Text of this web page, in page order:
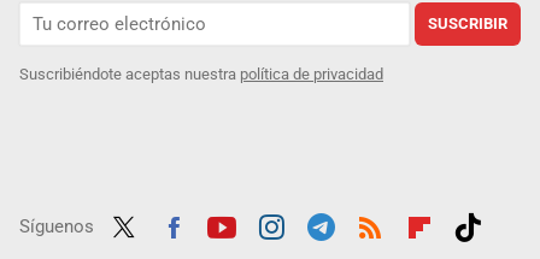
SUSCRIBIR
Suscribiéndote aceptas nuestra política de privacidad
Síguenos